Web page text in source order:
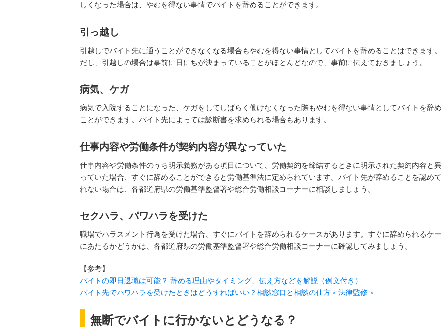
しくなった場合は、やむを得ない事情でバイトを辞めることができます。
引っ越し
引越しでバイト先に通うことができなくなる場合もやむを得ない事情としてバイトを辞めることはできます
だし、引越しの場合は事前に日にちが決まっていることがほとんどなので、事前に伝えておきましょう。
病気、ケガ
病気で入院することになった、ケガをしてしばらく働けなくなった際もやむを得ない事情としてバイトを辞
ことができます。バイト先によっては診断書を求められる場合もあります。
仕事内容や労働条件が契約内容が異なっていた
仕事内容や労働条件のうち明示義務がある項目について、労働契約を締結するときに明示された契約内容と
っていた場合、すぐに辞めることができると労働基準法に定められています。バイト先が辞めることを認めて
れない場合は、各都道府県の労働基準監督署や総合労働相談コーナーに相談しましょう。
セクハラ、パワハラを受けた
職場でハラスメント行為を受けた場合、すぐにバイトを辞められるケースがあります。すぐに辞められるケ
にあたるかどうかは、各都道府県の労働基準監督署や総合労働相談コーナーに確認してみましょう。
【参考】
バイトの即日退職は可能？ 辞める理由やタイミング、伝え方などを解説（例文付き）
バイト先でパワハラを受けたときはどうすればいい？相談窓口と相談の仕方＜法律監修＞
無断でバイトに行かないとどうなる？